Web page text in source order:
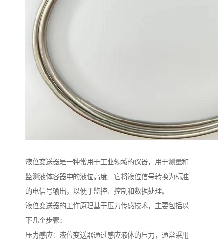
液位变送器是一种常用于工业领域的仪器，用于测量和
监测液体容器中的液位高度。它将液位信号转换为标准
的电信号输出，以便于监控、控制和数据处理。
液位变送器的工作原理基于压力传感技术，主要包括以
下几个步骤：
压力感应：液位变送器通过感应液体的压力，通常采用